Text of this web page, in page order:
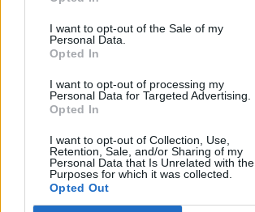
I want to opt-out of the Sale of my
Personal Data.
Opted In
I want to opt-out of processing my
Personal Data for Targeted Advertising.
Opted In
I want to opt-out of Collection, Use,
Retention, Sale, and/or Sharing of my
Personal Data that Is Unrelated with the
Purposes for which it was collected.
Opted Out